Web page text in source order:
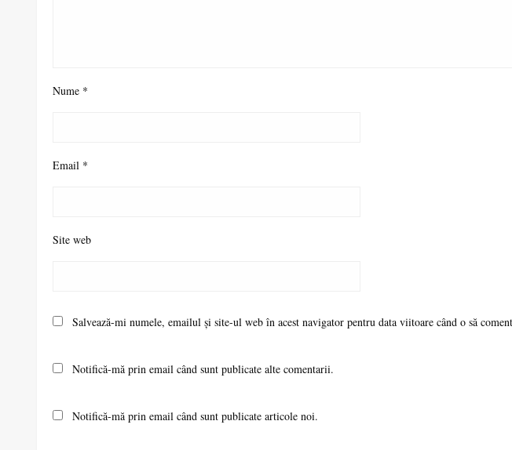
Nume *
Email *
Site web
Salvează-mi numele, emailul și site-ul web în acest navigator pentru data viitoare când o să
Notifică-mă prin email când sunt publicate alte comentarii.
Notifică-mă prin email când sunt publicate articole noi.